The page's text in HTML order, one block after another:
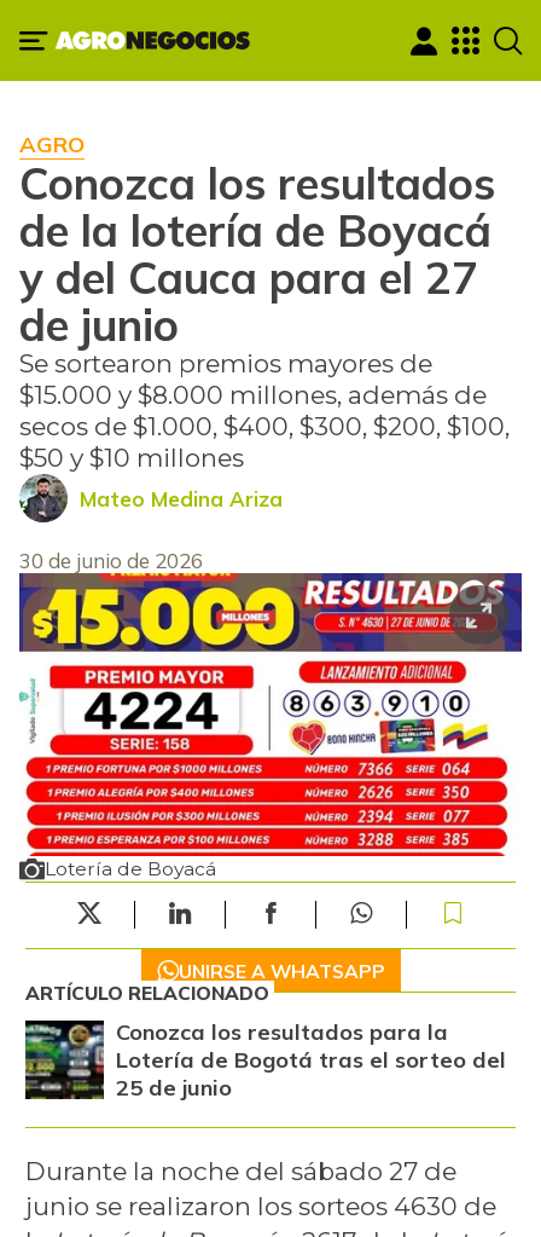
AGRO
Conozca los resultados
de la lotería de Boyacá
y del Cauca para el 27
de junio
Se sortearon premios mayores de
$15.000 y $8.000 millones, además de
secos de $1.000, $400, $300, $200, $100,
$50 y $10 millones
Mateo Medina Ariza
30 de junio de 2026
Lotería de Boyacá
UNIRSE A WHATSAPP
ARTÍCULO RELACIONADO
Conozca los resultados para la
Lotería de Bogotá tras el sorteo del
25 de junio
Durante la noche del sábado 27 de
junio se realizaron los sorteos 4630 de